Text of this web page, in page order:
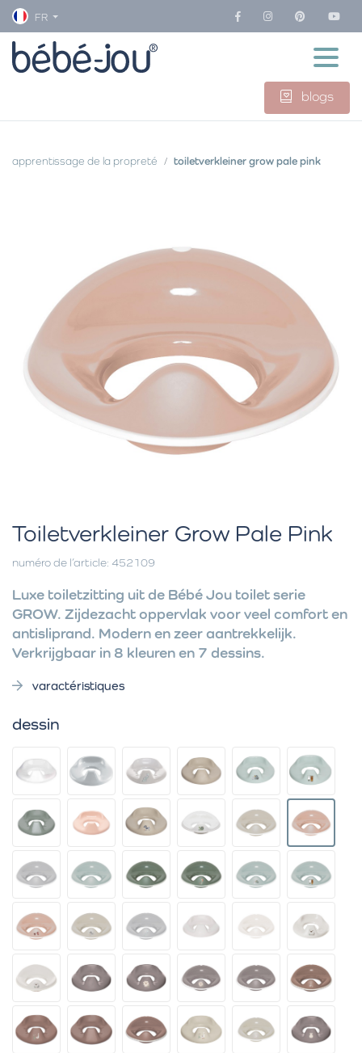
FR
blogs
apprentissage de la propreté toiletverkleiner grow pale pink
Toiletverkleiner Grow Pale Pink
numéro de l’article: 452109
Luxe toiletzitting uit de Bébé Jou toilet serie
GROW. Zijdezacht oppervlak voor veel comfort en
antisliprand. Modern en zeer aantrekkelijk.
Verkrijgbaar in 8 kleuren en 7 dessins.
varactéristiques
dessin